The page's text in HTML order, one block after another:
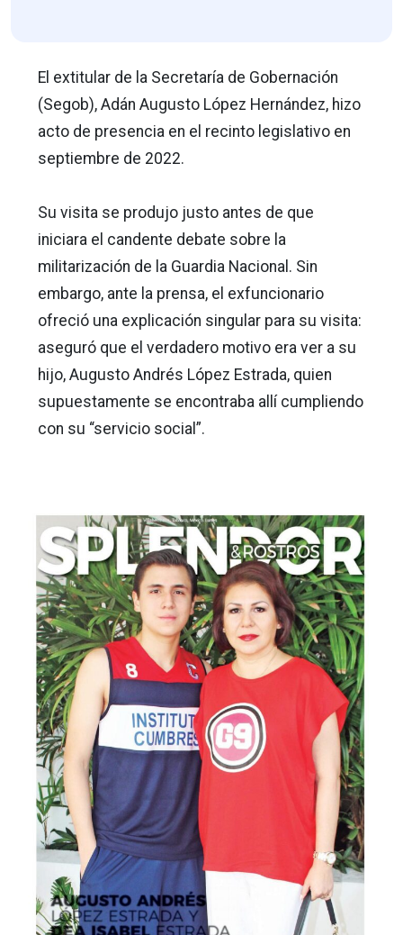
El extitular de la Secretaría de Gobernación
(Segob), Adán Augusto López Hernández, hizo
acto de presencia en el recinto legislativo en
septiembre de 2022.
Su visita se produjo justo antes de que
iniciara el candente debate sobre la
militarización de la Guardia Nacional. Sin
embargo, ante la prensa, el exfuncionario
ofreció una explicación singular para su visita:
aseguró que el verdadero motivo era ver a su
hijo, Augusto Andrés López Estrada, quien
supuestamente se encontraba allí cumpliendo
con su “servicio social”.